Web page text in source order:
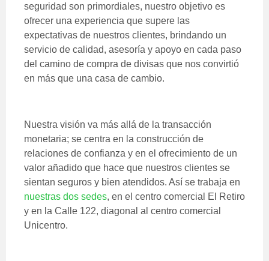
seguridad son primordiales, nuestro objetivo es
ofrecer una experiencia que supere las
expectativas de nuestros clientes, brindando un
servicio de calidad, asesoría y apoyo en cada paso
del camino de compra de divisas que nos convirtió
en más que una casa de cambio.
Nuestra visión va más allá de la transacción
monetaria; se centra en la construcción de
relaciones de confianza y en el ofrecimiento de un
valor añadido que hace que nuestros clientes se
sientan seguros y bien atendidos. Así se trabaja en
nuestras dos sedes, en el centro comercial El Retiro
y en la Calle 122, diagonal al centro comercial
Unicentro.